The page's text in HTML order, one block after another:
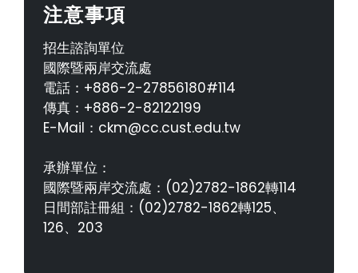
注意事項
招生諮詢單位
國際暨兩岸交流處
電話：+886-2-27856180#114
傳真：+886-2-82122199
E-Mail：ckm@cc.cust.edu.tw
承辦單位：
國際暨兩岸交流處：(02)2782-1862轉114
日間部註冊組：(02)2782-1862轉125、
126、203